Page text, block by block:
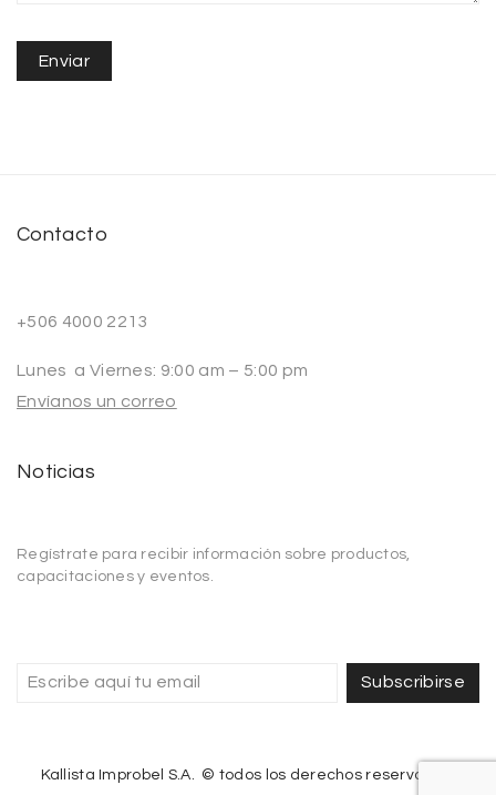
Contacto
+506 4000 2213
Lunes a Viernes: 9:00 am – 5:00 pm
Envíanos un correo
Noticias
Regístrate para recibir información sobre productos,
capacitaciones y eventos.
Subscribirse
Kallista Improbel S.A. © todos los derechos reservados.